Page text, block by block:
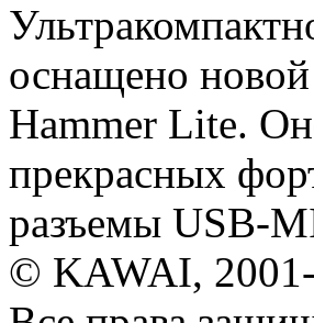
оснащено
Hammer Lite.
прекрасных
разъемы USB-
© KAWAI,